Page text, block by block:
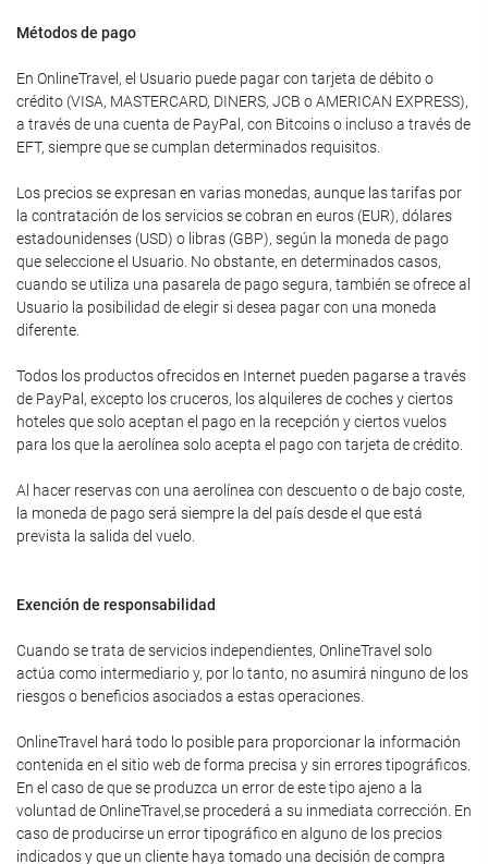
Métodos de pago
En OnlineTravel, el Usuario puede pagar con tarjeta de débito o
crédito (VISA, MASTERCARD, DINERS, JCB o AMERICAN EXPRESS),
a través de una cuenta de PayPal, con Bitcoins o incluso a través de
EFT, siempre que se cumplan determinados requisitos.
Los precios se expresan en varias monedas, aunque las tarifas por
la contratación de los servicios se cobran en euros (EUR), dólares
estadounidenses (USD) o libras (GBP), según la moneda de pago
que seleccione el Usuario. No obstante, en determinados casos,
cuando se utiliza una pasarela de pago segura, también se ofrece al
Usuario la posibilidad de elegir si desea pagar con una moneda
diferente.
Todos los productos ofrecidos en Internet pueden pagarse a través
de PayPal, excepto los cruceros, los alquileres de coches y ciertos
hoteles que solo aceptan el pago en la recepción y ciertos vuelos
para los que la aerolínea solo acepta el pago con tarjeta de crédito.
Al hacer reservas con una aerolínea con descuento o de bajo coste,
la moneda de pago será siempre la del país desde el que está
prevista la salida del vuelo.
Exención de responsabilidad
Cuando se trata de servicios independientes, OnlineTravel solo
actúa como intermediario y, por lo tanto, no asumirá ninguno de los
riesgos o beneficios asociados a estas operaciones.
OnlineTravel hará todo lo posible para proporcionar la información
contenida en el sitio web de forma precisa y sin errores tipográficos.
En el caso de que se produzca un error de este tipo ajeno a la
voluntad de OnlineTravel,se procederá a su inmediata corrección. En
caso de producirse un error tipográfico en alguno de los precios
indicados y que un cliente haya tomado una decisión de compra